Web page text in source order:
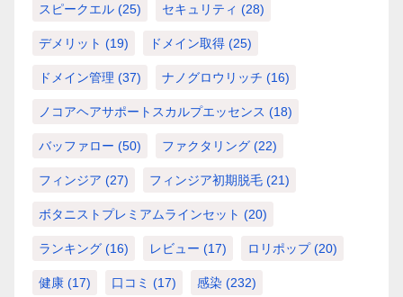
スピークエル (25) セキュリティ (28)
デメリット (19) ドメイン取得 (25)
ドメイン管理 (37) ナノグロウリッチ (16)
ノコアヘアサポートスカルプエッセンス (18)
バッファロー (50) ファクタリング (22)
フィンジア (27) フィンジア初期脱毛 (21)
ボタニストプレミアムラインセット (20)
ランキング (16) レビュー (17) ロリポップ(20)
健康 (17) 口コミ (17) 感染 (232)